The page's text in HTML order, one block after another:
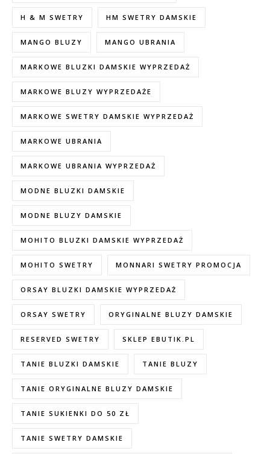
H & M SWETRY HM SWETRY DAMSKIE
MANGO BLUZY MANGO UBRANIA
MARKOWE BLUZKI DAMSKIE WYPRZEDAŻ
MARKOWE BLUZY WYPRZEDAŻE
MARKOWE SWETRY DAMSKIE WYPRZEDAŻ
MARKOWE UBRANIA
MARKOWE UBRANIA WYPRZEDAŻ
MODNE BLUZKI DAMSKIE
MODNE BLUZY DAMSKIE
MOHITO BLUZKI DAMSKIE WYPRZEDAŻ
MOHITO SWETRY MONNARI SWETRY PROMOCJA
ORSAY BLUZKI DAMSKIE WYPRZEDAŻ
ORSAY SWETRY ORYGINALNE BLUZY DAMSKIE
RESERVED SWETRY SKLEP EBUTIK.PL
TANIE BLUZKI DAMSKIE TANIE BLUZY
TANIE ORYGINALNE BLUZY DAMSKIE
TANIE SUKIENKI DO 50 ZŁ
TANIE SWETRY DAMSKIE